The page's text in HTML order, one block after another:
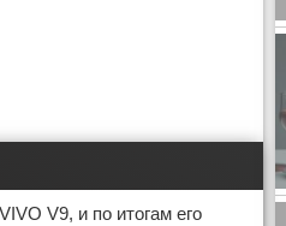
V9, и по итогам его